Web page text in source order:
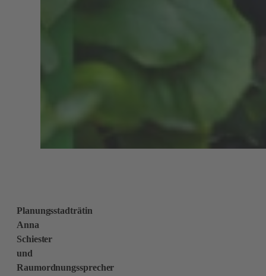
Planungsstadträtin
Anna
Schiester
und
Raumordnungssprecher